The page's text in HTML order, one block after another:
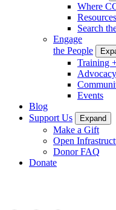
Where
Resources
Search
Engage
the People
Training
Advocacy
Events
Blog
Support Us
Expand
Make a Gift
Open
Donor FAQ
Donate